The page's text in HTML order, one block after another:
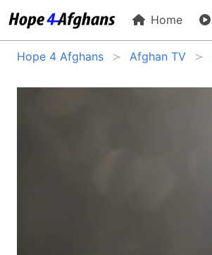
Home
Hope 4 Afghans Afghan TV